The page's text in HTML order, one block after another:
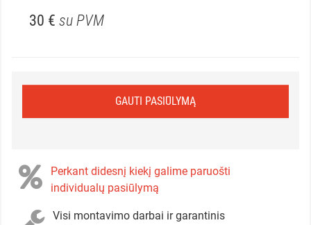
30 € su PVM
GAUTI PASIŪLYMĄ
Perkant didesnį kiekį galime paruošti
individualų pasiūlymą
Visi montavimo darbai ir garantinis